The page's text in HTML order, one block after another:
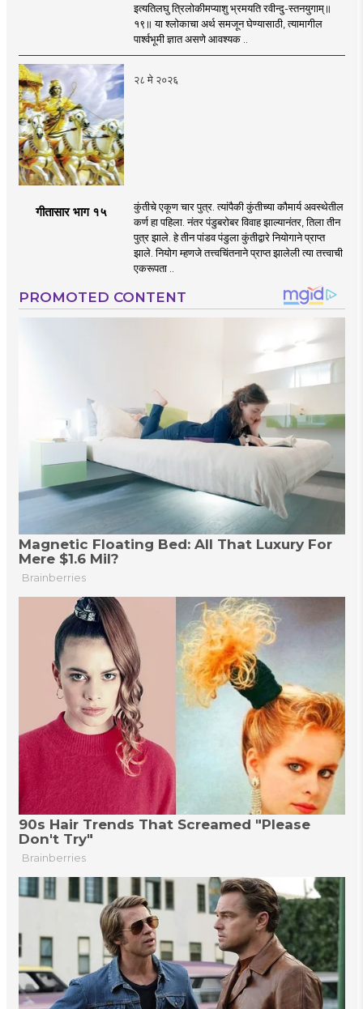
इत्यतिलघु त्रिलोकीमप्याशु भ्रमयति रवीन्दु-स्तनयुगाम्॥
१९॥ या श्लोकाचा अर्थ समजून घेण्यासाठी, त्यामागील
पार्श्वभूमी ज्ञात असणे आवश्यक ..
२८ मे २०२६
गीतासार भाग १५
कुंतीचे एकूण चार पुत्र. त्यांपैकी कुंतीच्या कौमार्य अवस्थेतील
कर्ण हा पहिला. नंतर पंडुबरोबर विवाह झाल्यानंतर, तिला तीन
पुत्र झाले. हे तीन पांडव पंडुला कुंतीद्वारे नियोगाने प्राप्त
झाले. नियोग म्हणजे तत्त्वचिंतनाने प्राप्त झालेली त्या तत्त्वाची
एकरूपता ..